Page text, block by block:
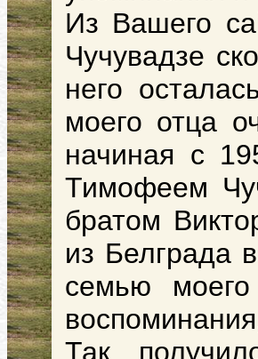
Из Вашего
Чучувадзе
него
моего отца
начиная с
Тимофеем
братом
из Белграда
семью
Так